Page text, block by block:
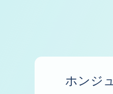
ホンジ